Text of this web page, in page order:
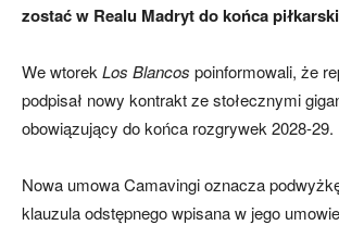
zostać w Realu Madryt do końca
We wtorek Los Blancos poinformowali, że
podpisał nowy kontrakt ze stołecznymi
obowiązujący do końca rozgrywek 2028-29.
Nowa umowa Camavingi oznacza
klauzula odstępnego wpisana w jego